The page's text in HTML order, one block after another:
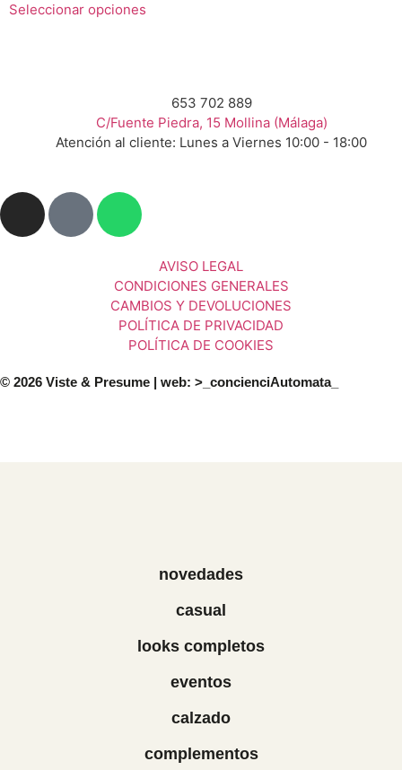
Seleccionar opciones
653 702 889
C/Fuente Piedra, 15 Mollina (Málaga)
Atención al cliente: Lunes a Viernes 10:00 - 18:00
AVISO LEGAL
CONDICIONES GENERALES
CAMBIOS Y DEVOLUCIONES
POLÍTICA DE PRIVACIDAD
POLÍTICA DE COOKIES
© 2026 Viste & Presume | web: >_concienciAutomata_
novedades
casual
looks completos
eventos
calzado
complementos